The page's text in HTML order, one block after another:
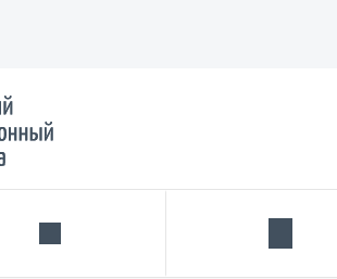
Поиск услуги, направления или врача